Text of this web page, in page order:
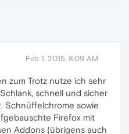
Feb 1, 2015, 8:09 AM
zum Trotz nutze ich sehr
schnell und sicher
Schnüffelchrome sowie
Firefox mit
Addons (übrigens auch